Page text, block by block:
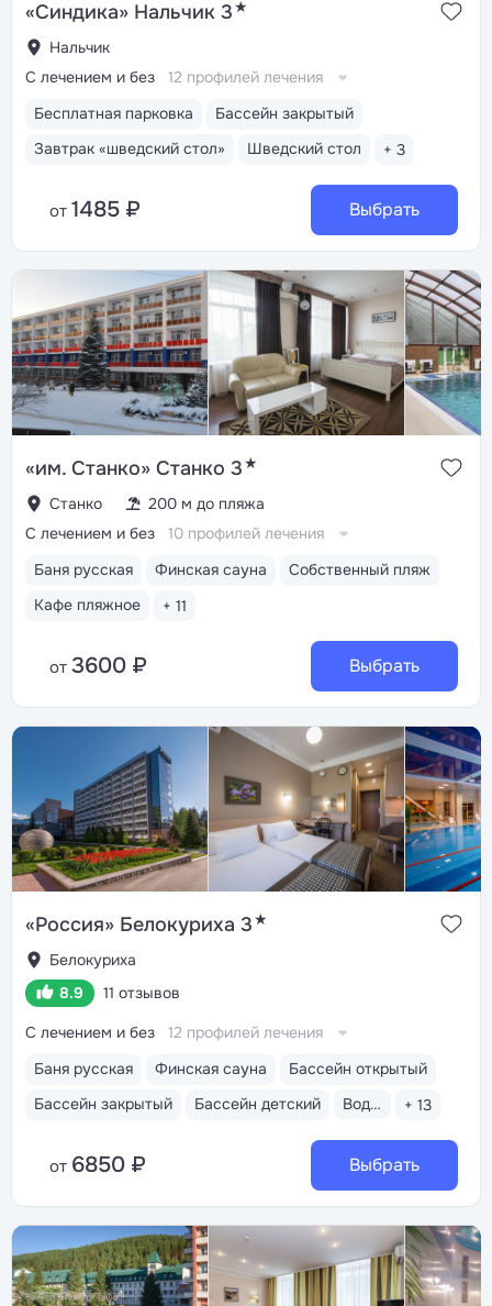
«Синдика» Нальчик 3★
Нальчик
Бесплатная парковка
Бассейн закрытый
Завтрак «шведский стол»
Шведский стол + 3
С лечением и без 12 профилей лечения
от 1485 ₽ Выбрать
«им. Станко» Станко 3★
Станко 200 м до пляжа
Баня русская Финская сауна
Собственный пляж
Кафе пляжное
+ 11
С лечением и без 10 профилей лечения
от 3600 ₽ Выбрать
«Россия» Белокуриха 3★
Белокуриха
8.9
11 отзывов
Баня русская Финская сауна
Бассейн открытый
Бассейн закрытый
Бассейн детский Водные горки + 13
С лечением и без 12 профилей лечения
от 6850 ₽ Выбрать